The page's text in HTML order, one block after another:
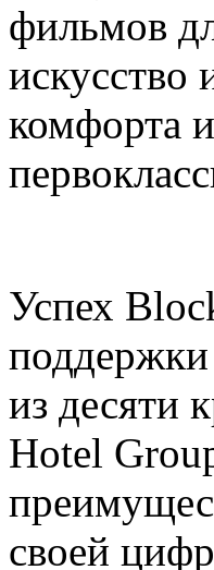
фильмов
искусство
комфорта
Успех
из десяти
Hotel
своей